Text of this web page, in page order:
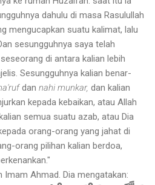
dahulu di masa Rasulullah
mengucapkan suatu kalimat, lalu
sesungguhnya saya telah
di antara kalian lebih
Sesungguhnya kalian benar-
dan nahi munkar, dan kalian
kepada kebaikan, atau Allah
semua suatu azab, atau Dia
orang-orang yang jahat di
orang pilihan kalian berdoa,
Imam Ahmad. Dia mengatakan: